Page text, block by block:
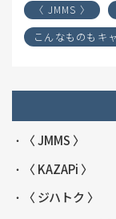
〈 JMMS 〉
こんなものもキ
〈 JMMS 〉
〈 KAZAPi 〉
〈 ジハトク 〉